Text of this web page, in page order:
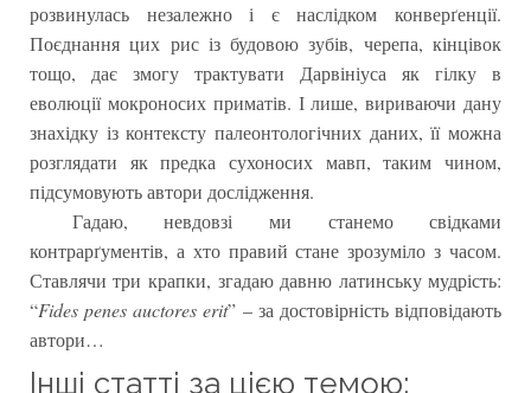
розвинулась незалежно і є наслідком конверґенції.
Поєднання цих рис із будовою зубів, черепа, кінцівок
тощо, дає змогу трактувати Дарвініуса як гілку в
еволюції мокроносих приматів. І лише, вириваючи дану
знахідку із контексту палеонтологічних даних, її можна
розглядати як предка сухоносих мавп, таким чином,
підсумовують автори дослідження.
Гадаю, невдовзі ми станемо свідками
контрарґументів, а хто правий стане зрозуміло з часом.
Ставлячи три крапки, згадаю давню латинську мудрість:
“Fides penes auctores erit” – за достовірність відповідають
автори…
Інші статті за цією темою: